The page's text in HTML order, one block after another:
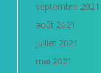
septembre 2021
août 2021
juillet 2021
mai 2021